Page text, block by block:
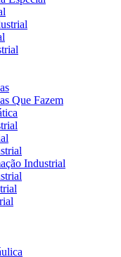
Que Fazem
Industrial